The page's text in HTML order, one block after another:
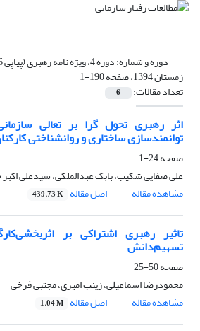
دوره و شماره:
زمستان 1394، صفحه 190-1
تعداد مقالات: 6
اثر رهبری تحول گرا بر تعالی
توانمندسازی ساختاری و روانشناختی
صفحه24-1
علی صفایی شکیب، بابک عبدالملکی، سیدعلی
مشاهده مقاله
اصل مقاله 439.73 K
تاثیر رهبری اشتراکی بر
تسهیم‌دانش
صفحه50-25
محمودرضا اسماعیلی، زینب امیری، مجتبی فرخی
مشاهده مقاله
اصل مقاله 1.04 M